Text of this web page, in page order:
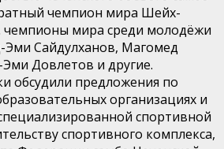
чемпион мира Шейх-
чемпионы мира среди молодёжи
Сайдулханов, Магомед
Довлетов и другие.
обсудили предложения по
организациях и
спортивной
спортивного комплекса,